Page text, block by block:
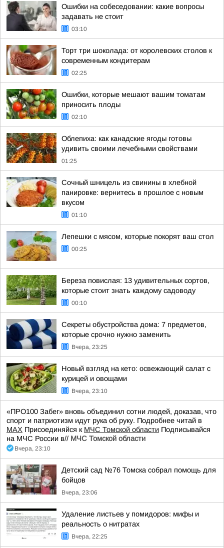
Ошибки на собеседовании: какие вопросы
задавать не стоит
03:10
Торт три шоколада: от королевских столов к
современным кондитерам
02:25
Ошибки, которые мешают вашим томатам
приносить плоды
02:10
Облепиха: как канадские ягоды готовы
удивить своими лечебными свойствами
01:25
Сочный шницель из свинины в хлебной
панировке: вернитесь в прошлое с новым
вкусом
01:10
Лепешки с мясом, которые покорят ваш стол
00:25
Береза повислая: 13 удивительных сортов,
которые стоит знать каждому садоводу
00:10
Секреты обустройства дома: 7 предметов,
которые срочно нужно заменить
Вчера, 23:25
Новый взгляд на кето: освежающий салат с
курицей и овощами
Вчера, 23:10
«ПРО100 Забег» вновь объединил сотни людей, доказав, что
спорт и патриотизм идут рука об руку. Подробнее читай в
МАХ Присоединяйся к МЧС Томской области Подписывайся
на МЧС России в// МЧС Томской области
Вчера, 23:10
Детский сад №76 Томска собрал помощь для
бойцов
Вчера, 23:06
Удаление листьев у помидоров: мифы и
реальность о нитратах
Вчера, 22:25